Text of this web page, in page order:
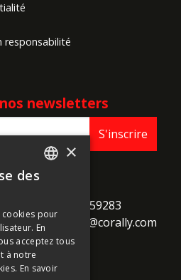
responsabilité
newsletters
S'inscrire
call +32 14 259283
alternate_email support@corally.com
×
des
cookies pour
En
acceptez tous
à notre
En savoir